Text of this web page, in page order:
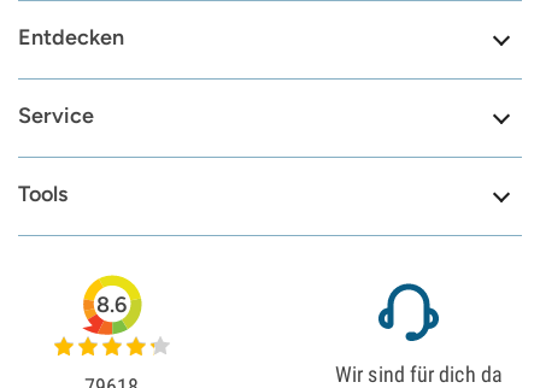
Entdecken
Service
Tools
8.6
Wir sind für dich da